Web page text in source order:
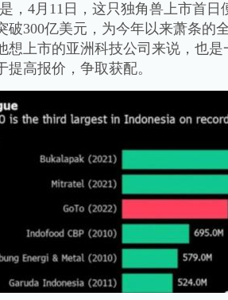
，4月11日，这只独角兽上市首日
破300亿美元，为今年以来萧条的
想上市的亚洲科技公司来说，也
提高报价，争取获配。